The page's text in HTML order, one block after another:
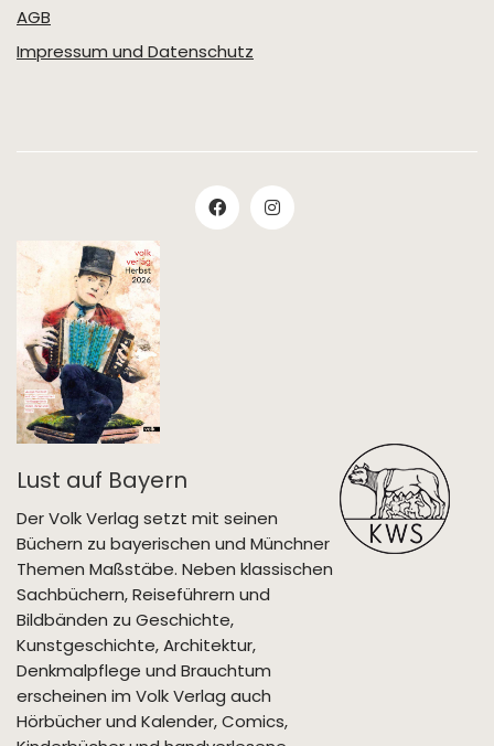
AGB
Impressum und Datenschutz
Lust auf Bayern
Der Volk Verlag setzt mit seinen
Büchern zu bayerischen und Münchner
Themen Maßstäbe. Neben klassischen
Sachbüchern, Reiseführern und
Bildbänden zu Geschichte,
Kunstgeschichte, Architektur,
Denkmalpflege und Brauchtum
erscheinen im Volk Verlag auch
Hörbücher und Kalender, Comics,